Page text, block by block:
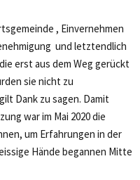
, Einvernehmen
und letztendlich
erst aus dem Weg gerückt
sie nicht zu
Dank zu sagen. Damit
war im Mai 2020 die
um Erfahrungen in der
Hände begannen Mitte